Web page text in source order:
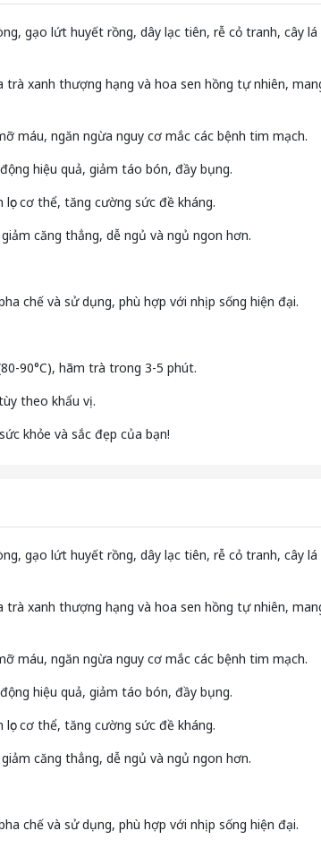
gạo lứt huyết rồng, dây lạc tiên, rễ cỏ tranh, cây
trà xanh thượng hạng và hoa sen hồng tự nhiên,
máu, ngăn ngừa nguy cơ mắc các bệnh tim mạch.
hiệu quả, giảm táo bón, đầy bụng.
cơ thể, tăng cường sức đề kháng.
căng thẳng, dễ ngủ và ngủ ngon hơn.
chế và sử dụng, phù hợp với nhịp sống hiện đại.
90°C), hãm trà trong 3-5 phút.
theo khẩu vị.
khỏe và sắc đẹp của bạn!
gạo lứt huyết rồng, dây lạc tiên, rễ cỏ tranh, cây
trà xanh thượng hạng và hoa sen hồng tự nhiên,
máu, ngăn ngừa nguy cơ mắc các bệnh tim mạch.
hiệu quả, giảm táo bón, đầy bụng.
cơ thể, tăng cường sức đề kháng.
căng thẳng, dễ ngủ và ngủ ngon hơn.
chế và sử dụng, phù hợp với nhịp sống hiện đại.